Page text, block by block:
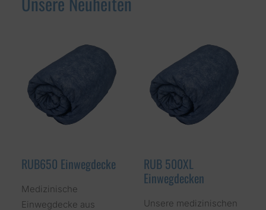
RUB650 Einwegdecke
Medizinische
Einwegdecke aus
RUB 500XL
Einwegdecken
Unsere medizinischen